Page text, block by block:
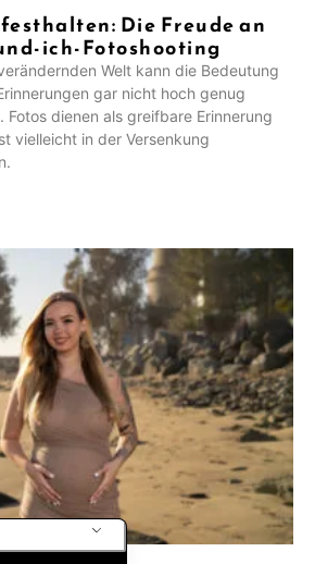
Die Freude an
ich-Fotoshooting
Welt kann die Bedeutung
gar nicht hoch genug
dienen als greifbare Erinnerung
vielleicht in der Versenkung